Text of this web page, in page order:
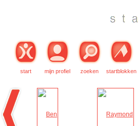
start mijn profiel zoeken startblokken